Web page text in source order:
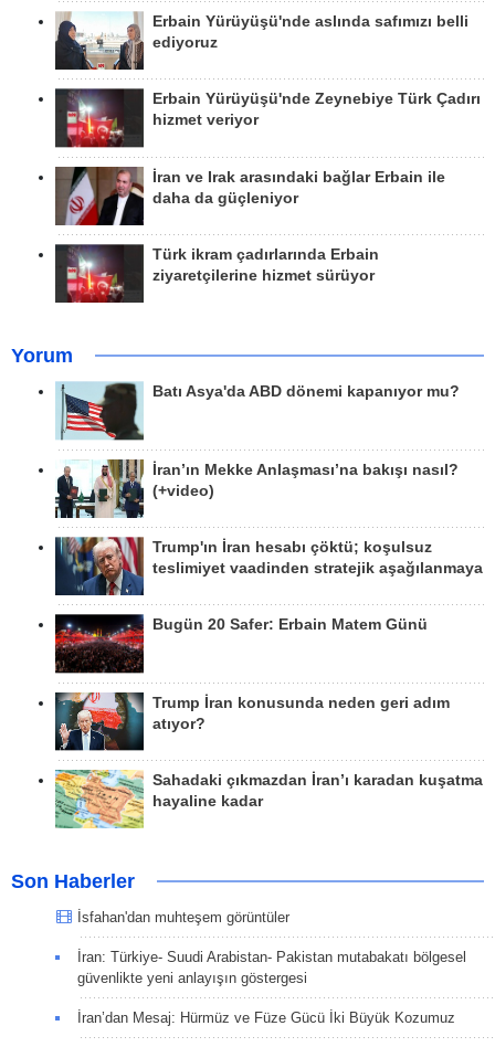
Erbain Yürüyüşü'nde aslında safımızı belli
ediyoruz
Erbain Yürüyüşü'nde Zeynebiye Türk Çadırı
hizmet veriyor
İran ve Irak arasındaki bağlar Erbain ile
daha da güçleniyor
Türk ikram çadırlarında Erbain
ziyaretçilerine hizmet sürüyor
Yorum
Batı Asya'da ABD dönemi kapanıyor mu?
İran’ın Mekke Anlaşması’na bakışı nasıl?
(+video)
Trump'ın İran hesabı çöktü; koşulsuz
teslimiyet vaadinden stratejik aşağılanmaya
Bugün 20 Safer: Erbain Matem Günü
Trump İran konusunda neden geri adım
atıyor?
Sahadaki çıkmazdan İran’ı karadan kuşatma
hayaline kadar
Son Haberler
İsfahan'dan muhteşem görüntüler
İran: Türkiye- Suudi Arabistan- Pakistan mutabakatı bölgesel
güvenlikte yeni anlayışın göstergesi
İran’dan Mesaj: Hürmüz ve Füze Gücü İki Büyük Kozumuz